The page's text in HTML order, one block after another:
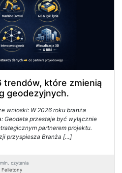
trendów, które zmienią
geodezyjnych.
wnioski: W 2026 roku branża
Geodeta przestaje być wyłącznie
partnerem projektu.
przyspiesza Branża […]
czytania
Felietony